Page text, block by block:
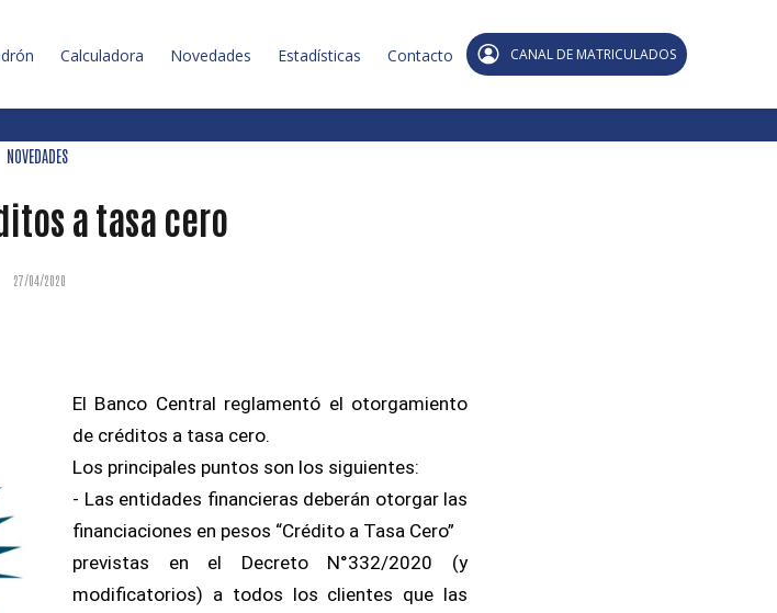
Calculadora Novedades Estadísticas Contacto CANAL DE MATRICULADOS
NOVEDADES
a tasa cero
27/04/2020
El Banco Central reglamentó el otorgamiento
de créditos a tasa cero.
Los principales puntos son los siguientes:
- Las entidades financieras deberán otorgar las
financiaciones en pesos “Crédito a Tasa Cero”
previstas en el Decreto N°332/2020 (y
modificatorios) a todos los clientes que las